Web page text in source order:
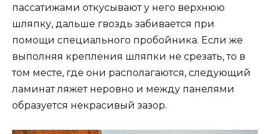
пассатижами откусывают у него верхнюю
шляпку, дальше гвоздь забивается при
помощи специального пробойника. Если же
выполняя крепления шляпки не срезать, то в
том месте, где они располагаются, следующий
ламинат ляжет неровно и между панелями
образуется некрасивый зазор.